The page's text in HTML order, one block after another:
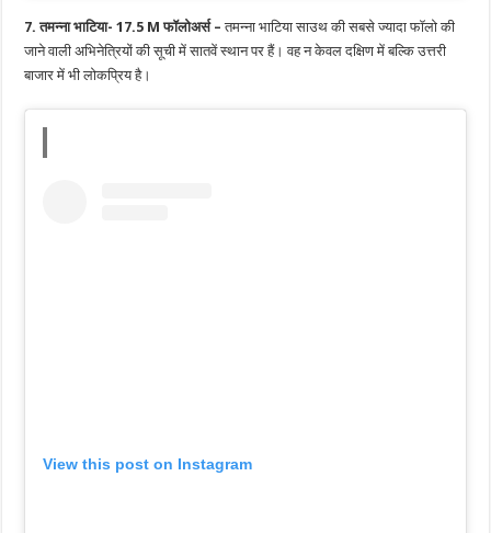
7. तमन्ना भाटिया- 17.5 M फॉलोअर्स –तमन्ना भाटिया साउथ की सबसे ज्यादा फॉलो की
जाने वाली अभिनेत्रियों की सूची में सातवें स्थान पर हैं। वह न केवल दक्षिण में बल्कि उत्तरी
बाजार में भी लोकप्रिय है।
View this post on Instagram